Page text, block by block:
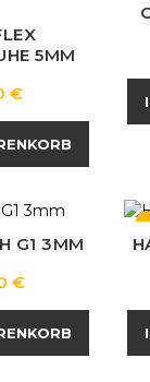
5MM
€
G1 3MM
€